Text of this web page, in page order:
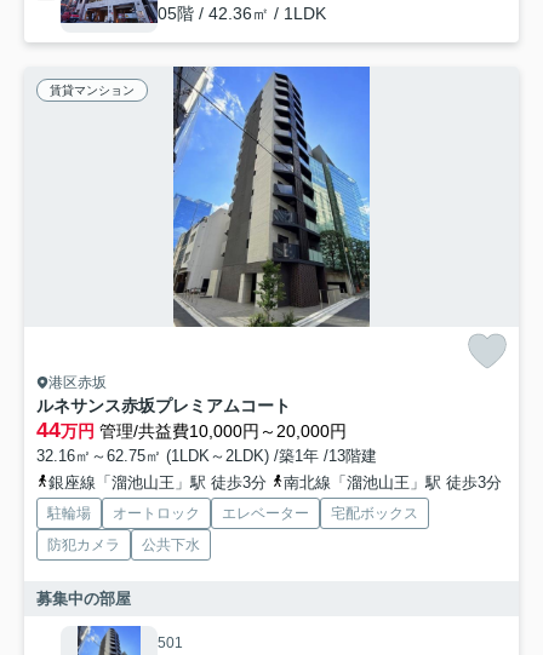
05階 / 42.36㎡ / 1LDK
賃貸マンション
港区赤坂
ルネサンス赤坂プレミアムコート
44万円 管理/共益費10,000円～20,000円
32.16㎡～62.75㎡ (1LDK～2LDK) /築1年 /13階建
銀座線「溜池山王」駅 徒歩3分
南北線「溜池山王」駅 徒歩3分
駐輪場 オートロック エレベーター
宅配ボックス
防犯カメラ
公共下水
募集中の部屋
501